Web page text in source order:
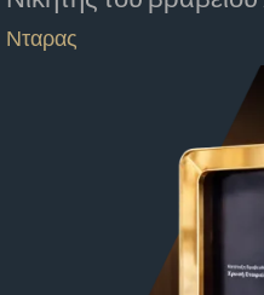
Νταρας